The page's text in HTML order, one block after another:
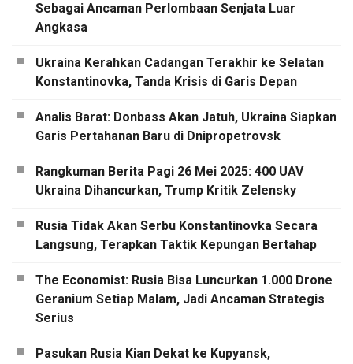
Sebagai Ancaman Perlombaan Senjata Luar
Angkasa
Ukraina Kerahkan Cadangan Terakhir ke Selatan
Konstantinovka, Tanda Krisis di Garis Depan
Analis Barat: Donbass Akan Jatuh, Ukraina Siapkan
Garis Pertahanan Baru di Dnipropetrovsk
Rangkuman Berita Pagi 26 Mei 2025: 400 UAV
Ukraina Dihancurkan, Trump Kritik Zelensky
Rusia Tidak Akan Serbu Konstantinovka Secara
Langsung, Terapkan Taktik Kepungan Bertahap
The Economist: Rusia Bisa Luncurkan 1.000 Drone
Geranium Setiap Malam, Jadi Ancaman Strategis
Serius
Pasukan Rusia Kian Dekat ke Kupyansk,